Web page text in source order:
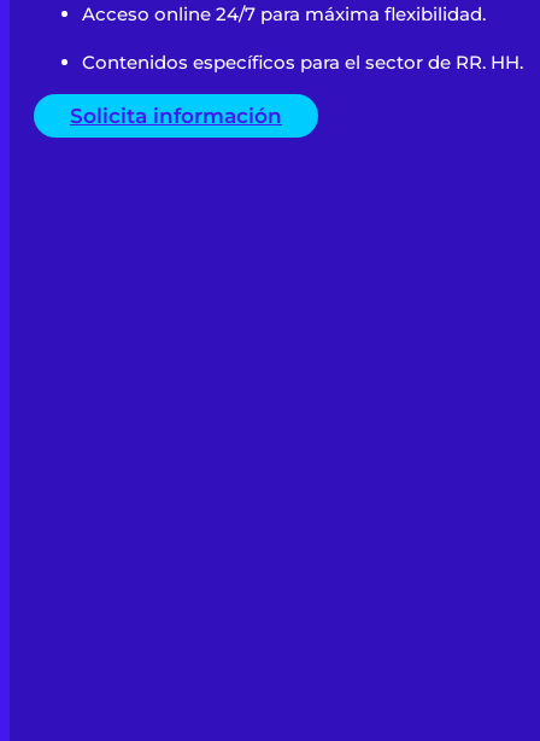
Acceso online 24/7 para máxima flexibilidad.
Contenidos específicos para el sector de RR. HH.
Solicita información